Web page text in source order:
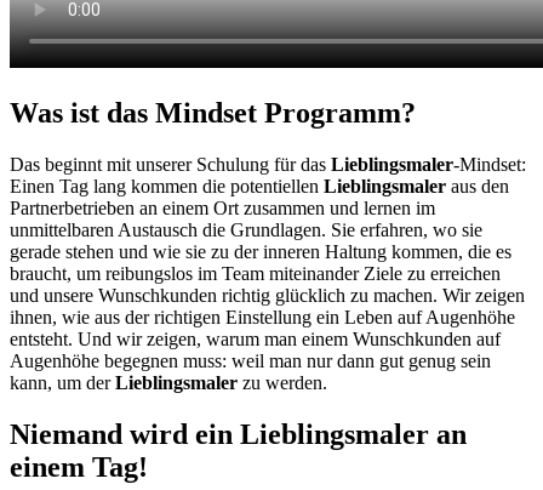
Was ist das Mindset Programm?
Das beginnt mit unserer Schulung für das Lieblingsmaler-Mindset:
Einen Tag lang kommen die potentiellen Lieblingsmaler aus den
Partnerbetrieben an einem Ort zusammen und lernen im
unmittelbaren Austausch die Grundlagen. Sie erfahren, wo sie
gerade stehen und wie sie zu der inneren Haltung kommen, die es
braucht, um reibungslos im Team miteinander Ziele zu erreichen
und unsere Wunschkunden richtig glücklich zu machen. Wir zeigen
ihnen, wie aus der richtigen Einstellung ein Leben auf Augenhöhe
entsteht. Und wir zeigen, warum man einem Wunschkunden auf
Augenhöhe begegnen muss: weil man nur dann gut genug sein
kann, um derLieblingsmaler zu werden.
Niemand wird ein Lieblingsmaler an
einem Tag!